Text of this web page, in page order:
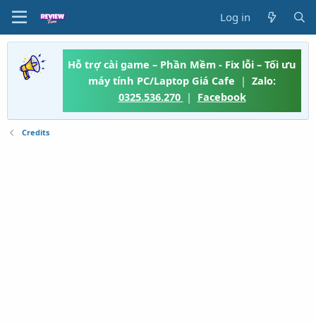
Log in
Hỗ trợ cài game – Phần Mềm - Fix lỗi – Tối ưu
máy tính PC/Laptop Giá Cafe | Zalo:
0325.536.270 | Facebook
Credits